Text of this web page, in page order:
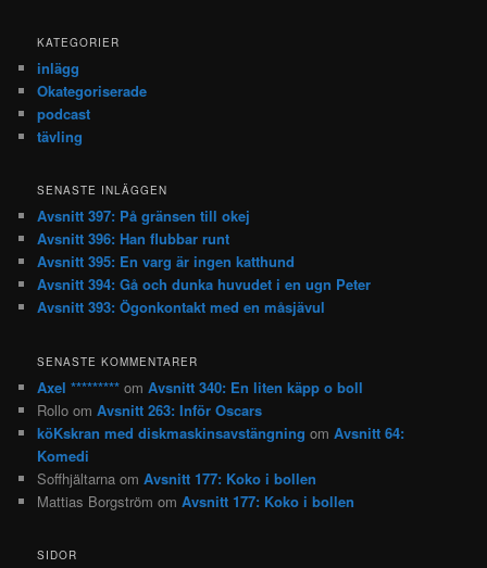
KATEGORIER
inlägg
Okategoriserade
podcast
tävling
SENASTE INLÄGGEN
Avsnitt 397: På gränsen till okej
Avsnitt 396: Han flubbar runt
Avsnitt 395: En varg är ingen katthund
Avsnitt 394: Gå och dunka huvudet i en ugn Peter
Avsnitt 393: Ögonkontakt med en måsjävul
SENASTE KOMMENTARER
Axel ********* omAvsnitt 340: En liten käpp o boll
Rollo omAvsnitt 263: Inför Oscars
köKskran med diskmaskinsavstängning omAvsnitt 64:
Komedi
Soffhjältarna omAvsnitt 177: Koko i bollen
Mattias Borgström omAvsnitt 177: Koko i bollen
SIDOR